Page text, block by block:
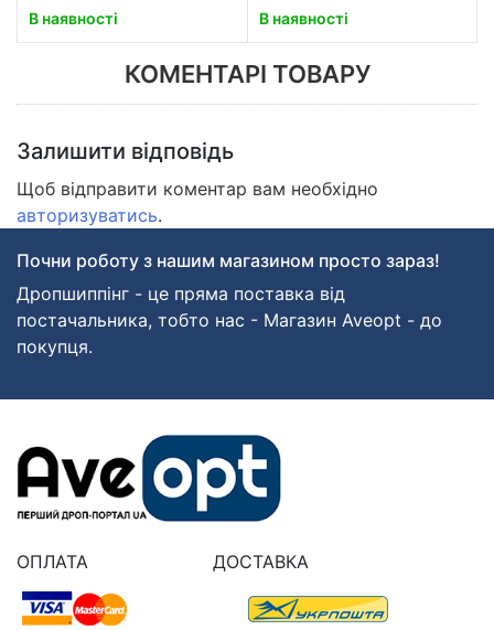
В наявності В наявності
КОМЕНТАРІ ТОВАРУ
Залишити відповідь
Щоб відправити коментар вам необхідно
авторизуватись.
Почни роботу з нашим магазином просто зараз!
Дропшиппінг - це пряма поставка від
постачальника, тобто нас - Магазин Aveopt - до
покупця.
ОПЛАТА ДОСТАВКА